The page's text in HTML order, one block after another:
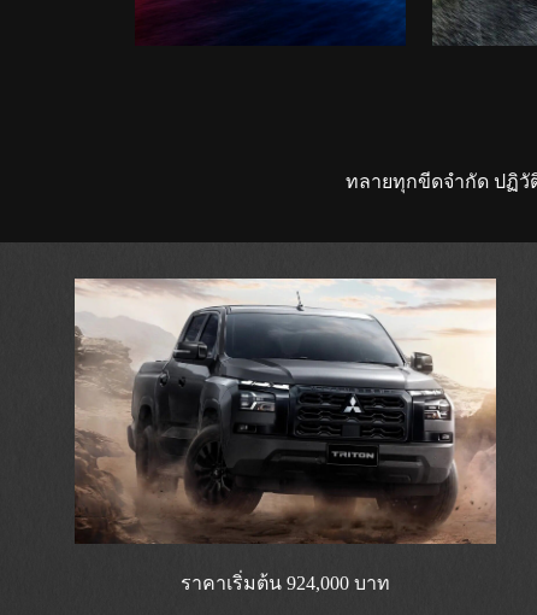
ทลายทุกขีดจํากัด ปฏิวั
ราคาเริ่มต้น 924,000 บาท